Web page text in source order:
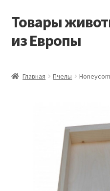
Перейти
навигации
Перейти
содержимому
Товары
из Европы
Главная Пчелы